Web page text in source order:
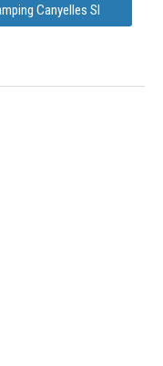
Canyelles Sl